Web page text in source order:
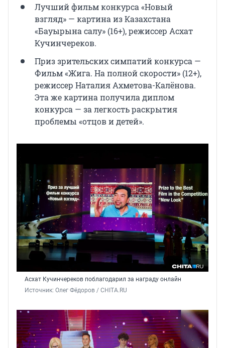
Лучший фильм конкурса «Новый
взгляд» — картина из Казахстана
«Бауырына салу» (16+), режиссер Асхат
Кучинчереков.
Приз зрительских симпатий конкурса —
Фильм «Жига. На полной скорости» (12+),
режиссер Наталия Ахметова-Калёнова.
Эта же картина получила диплом
конкурса — за легкость раскрытия
проблемы «отцов и детей».
Асхат Кучинчереков поблагодарил за награду онлайн
Источник: Олег Фёдоров / CHITA.RU